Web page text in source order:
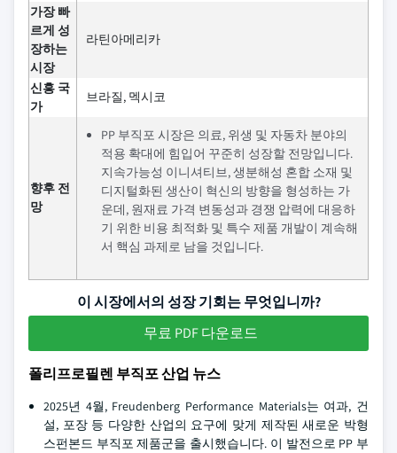
가장 빠
르게 성
장하는
시장
라틴아메리카
신흥 국
가
브라질, 멕시코
향후 전
망
PP 부직포 시장은 의료, 위생 및 자동차 분야의
적용 확대에 힘입어 꾸준히 성장할 전망입니다.
지속가능성 이니셔티브, 생분해성 혼합 소재 및
디지털화된 생산이 혁신의 방향을 형성하는 가
운데, 원재료 가격 변동성과 경쟁 압력에 대응하
기 위한 비용 최적화 및 특수 제품 개발이 계속해
서 핵심 과제로 남을 것입니다.
이 시장에서의 성장 기회는 무엇입니까?
무료 PDF 다운로드
폴리프로필렌 부직포 산업 뉴스
2025년 4월, Freudenberg Performance Materials는 여과, 건
설, 포장 등 다양한 산업의 요구에 맞게 제작된 새로운 박형
스펀본드 부직포 제품군을 출시했습니다. 이 발전으로 PP 부